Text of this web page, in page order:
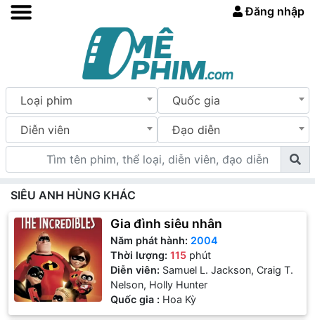
Đăng nhập
Loại phim Quốc gia
Diễn viên Đạo diễn
SIÊU ANH HÙNG KHÁC
Gia đình siêu nhân
Năm phát hành: 2004
Thời lượng:115 phút
Diễn viên: Samuel L. Jackson, Craig T.
Nelson, Holly Hunter
Quốc gia : Hoa Kỳ